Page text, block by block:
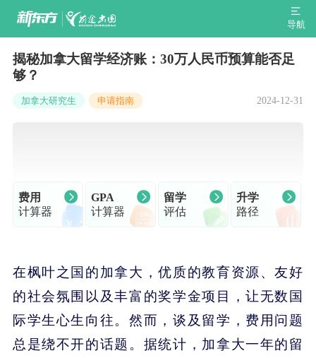
导航
揭秘加拿大留学经济账：30万人民币预算能否足
够？
加拿大研究生 申请指南 2024-12-31
费用
计算器
GPA
计算器
留学
评估
升学
路径
在枫叶之国的加拿大，优质的教育资源、友好
的社会氛围以及丰富的奖学金项目，让无数国
际学生心生向往。然而，谈及留学，费用问题
总是绕不开的话题。据统计，加拿大一年的留